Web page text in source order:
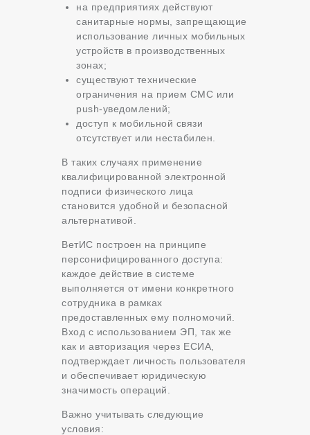
на предприятиях действуют
санитарные нормы, запрещающие
использование личных мобильных
устройств в производственных
зонах;
существуют технические
ограничения на прием СМС или
push-уведомлений;
доступ к мобильной связи
отсутствует или нестабилен.
В таких случаях применение
квалифицированной электронной
подписи физического лица
становится удобной и безопасной
альтернативой.
ВетИС построен на принципе
персонифицированного доступа:
каждое действие в системе
выполняется от имени конкретного
сотрудника в рамках
предоставленных ему полномочий.
Вход с использованием ЭП, так же
как и авторизация через ЕСИА,
подтверждает личность пользователя
и обеспечивает юридическую
значимость операций.
Важно учитывать следующие
условия: